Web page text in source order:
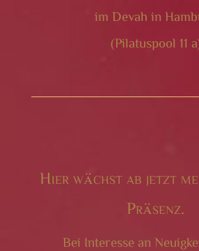
im Devah in
(Pilatuspool 11
Hier wächst ab jetzt
Präsenz.
Bei Interesse an